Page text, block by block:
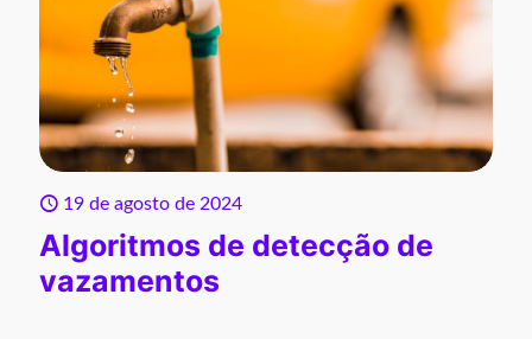
19 de agosto de 2024
Algoritmos de detecção de
vazamentos